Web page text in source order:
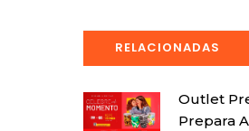
RELACIONADAS
Outlet
Prepara